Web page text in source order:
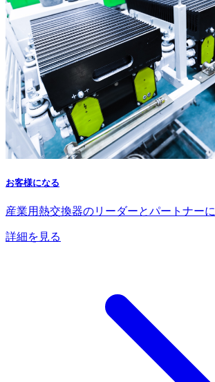
お客様になる
産業用熱交換器のリーダーとパートナーに
詳細を見る